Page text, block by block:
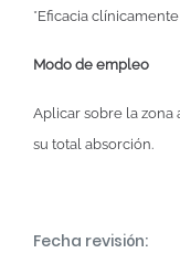
*Eficacia
Modo de empleo
Aplicar sobre la zona
su total absorción.
Fecha revisión: